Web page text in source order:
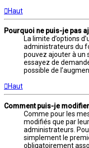
Haut
Pourquoi ne puis-je pas
La limite d’options
administrateurs du
pouvez ajouter à un
essayez de
possible de
Haut
Comment puis-je
Comme pour les
modifiés que par
administrateurs.
simplement le
obligatoirement